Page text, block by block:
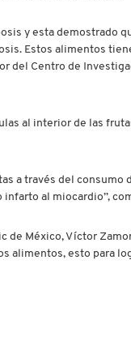
y esta demostrado
Estos alimentos
del Centro de
al interior de las
a través del consumo
al miocardio”,
México, Víctor
alimentos, esto para